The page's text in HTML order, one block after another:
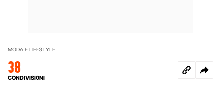
MODA E LIFESTYLE
38
CONDIVISIONI